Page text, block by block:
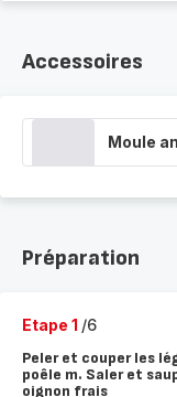
Accessoires
Moule
Préparation
Etape 1 /6
Peler et couper les
poêle m. Saler et
oignon frais